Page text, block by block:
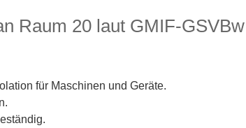
Raum 20 laut GMIF-GSVBw
für Maschinen und Geräte.